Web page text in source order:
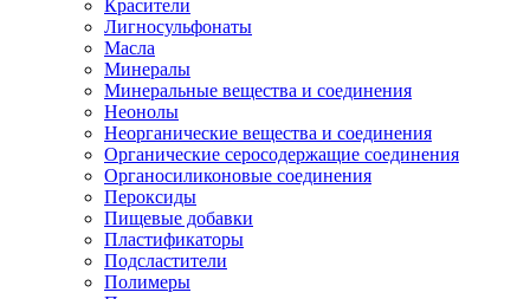
Красители
Лигносульфонаты
Масла
Минералы
Минеральные вещества и соединения
Неонолы
Неорганические вещества и соединения
Органические серосодержащие соединения
Органосиликоновые соединения
Пероксиды
Пищевые добавки
Пластификаторы
Подсластители
Полимеры